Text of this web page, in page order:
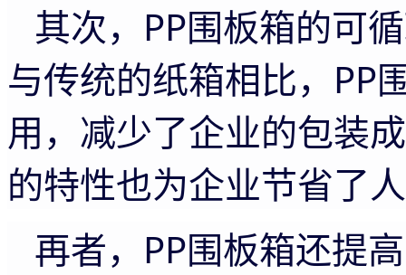
其次， PP围板箱的可
与传统的纸箱相比，PP
用，减少了企业的包装
的特性也为企业节省了
再者， PP围板箱还提